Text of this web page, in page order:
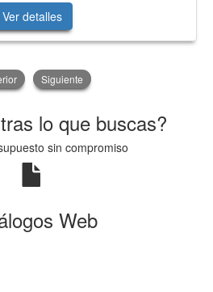
Ver detalles
Siguiente
lo que buscas?
sin compromiso
Web